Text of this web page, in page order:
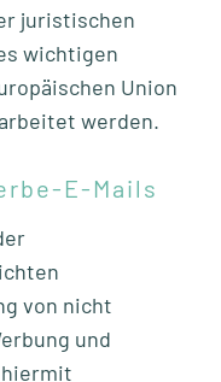
juristischen
wichtigen
Union
werden.
E-Mails
von nicht
und